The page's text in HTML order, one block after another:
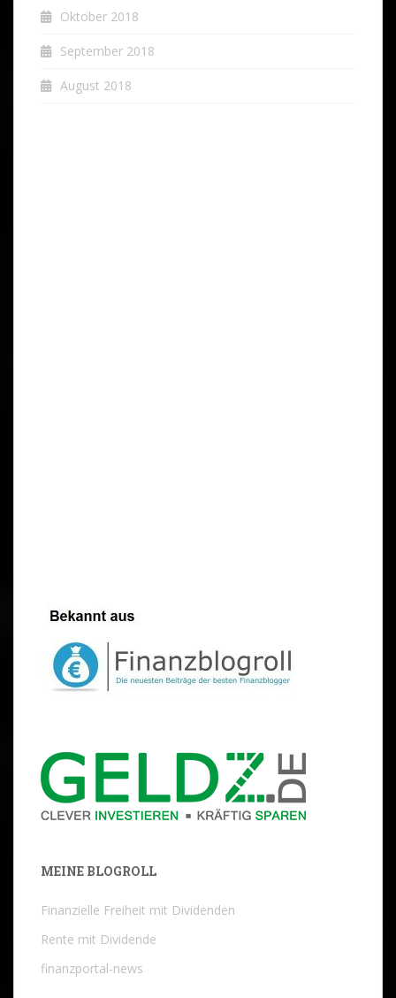
Oktober 2018
September 2018
August 2018
MEINE BLOGROLL
Finanzielle Freiheit mit Dividenden
Rente mit Dividende
finanzportal-news